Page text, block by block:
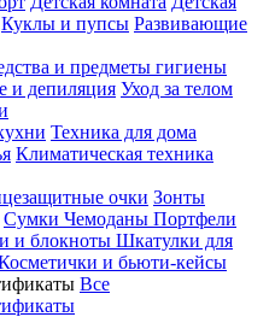
Куклы и пупсы Развивающие
и предметы гигиены
и депиляция Уход за телом
Техника для дома
Климатическая техника
очки Зонты
Сумки Чемоданы Портфели
и блокноты Шкатулки для
и бьюти-кейсы
Все